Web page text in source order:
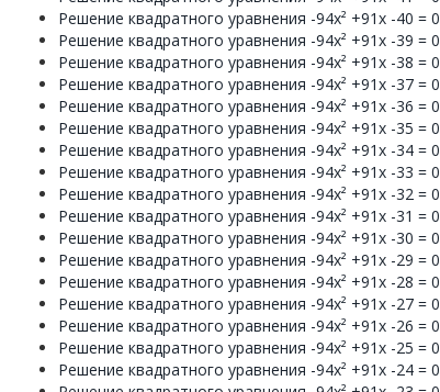
Решение квадратного уравнения -94x² +91x -40 = 0
Решение квадратного уравнения -94x² +91x -39 = 0
Решение квадратного уравнения -94x² +91x -38 = 0
Решение квадратного уравнения -94x² +91x -37 = 0
Решение квадратного уравнения -94x² +91x -36 = 0
Решение квадратного уравнения -94x² +91x -35 = 0
Решение квадратного уравнения -94x² +91x -34 = 0
Решение квадратного уравнения -94x² +91x -33 = 0
Решение квадратного уравнения -94x² +91x -32 = 0
Решение квадратного уравнения -94x² +91x -31 = 0
Решение квадратного уравнения -94x² +91x -30 = 0
Решение квадратного уравнения -94x² +91x -29 = 0
Решение квадратного уравнения -94x² +91x -28 = 0
Решение квадратного уравнения -94x² +91x -27 = 0
Решение квадратного уравнения -94x² +91x -26 = 0
Решение квадратного уравнения -94x² +91x -25 = 0
Решение квадратного уравнения -94x² +91x -24 = 0